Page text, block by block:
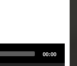
00:00